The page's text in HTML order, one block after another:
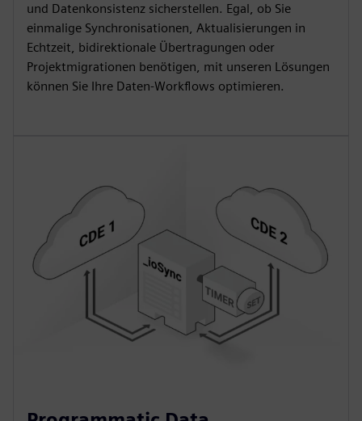
und Datenkonsistenz sicherstellen. Egal, ob Sie
einmalige Synchronisationen, Aktualisierungen in
Echtzeit, bidirektionale Übertragungen oder
Projektmigrationen benötigen, mit unseren Lösungen
können Sie Ihre Daten-Workflows optimieren.